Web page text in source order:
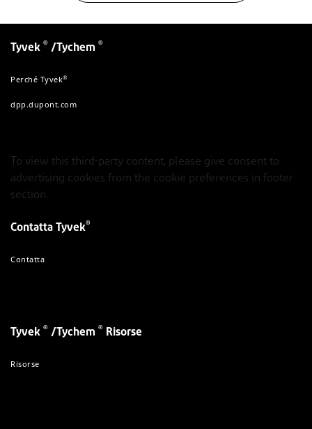
Tyvek ® /Tychem ®
Perché Tyvek®
dpp.dupont.com
To view this third-party content, please give consent to
advertising cookies from the cookie preferences in footer
section.
Contatta Tyvek®
Contatta
Tyvek ® /Tychem ® Risorse
Risorse